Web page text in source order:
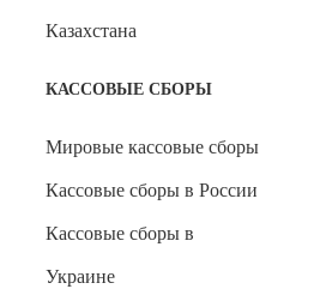
Казахстана
КАССОВЫЕ СБОРЫ
Мировые кассовые сборы
Кассовые сборы в России
Кассовые сборы в
Украине